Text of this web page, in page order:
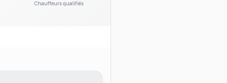
Chauffeurs qualifiés